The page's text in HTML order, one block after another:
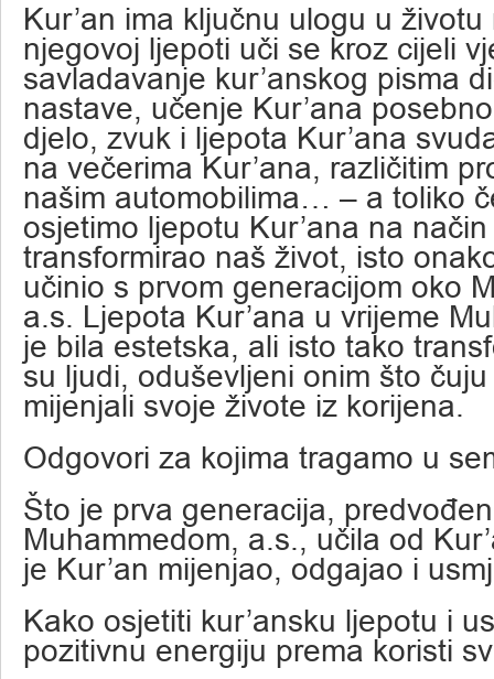
Kur’an ima ključnu ulogu u
njegovoj ljepoti uči se kroz cijeli
savladavanje kur’anskog pisma
nastave, učenje Kur’ana
djelo, zvuk i ljepota Kur’ana
na večerima Kur’ana, različitim
našim automobilima… – a toliko
osjetimo ljepotu Kur’ana na
transformirao naš život, isto
učinio s prvom generacijom oko
a.s. Ljepota Kur’ana u vrijeme
je bila estetska, ali isto tako
su ljudi, oduševljeni onim što
mijenjali svoje živote iz korijena.
Odgovori za kojima tragamo u
Što je prva generacija,
Muhammedom, a.s., učila od
je Kur’an mijenjao, odgajao i
Kako osjetiti kur’ansku ljepotu i
pozitivnu energiju prema koristi